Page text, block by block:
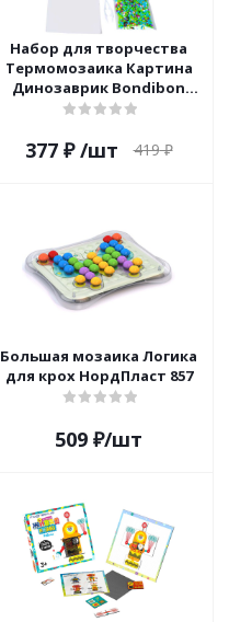
Набор для творчества
Термомозаика Картина
Динозаврик Bondibon
ВВ5715
377₽ /шт 419₽
Большая мозаика Логика
для крох НордПласт 857
509 ₽/шт